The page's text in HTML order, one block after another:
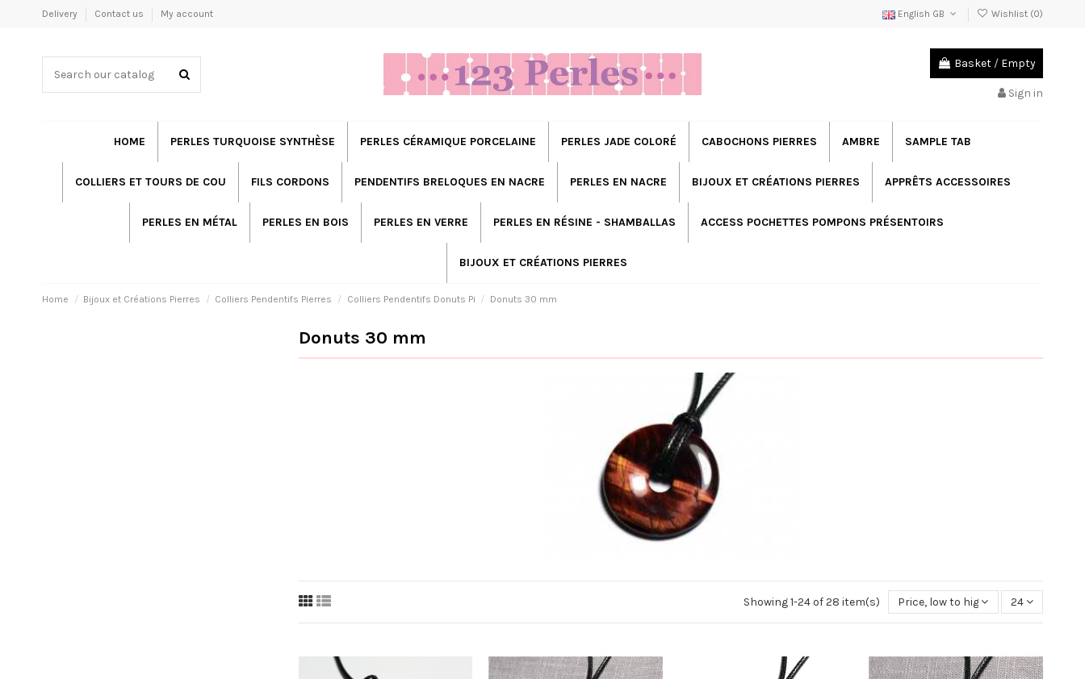
Delivery Contact us My account English GB Wishlist (0)
Basket / Empty
Sign in
HOME PERLES TURQUOISE SYNTHÈSE PERLES CÉRAMIQUE PORCELAINE PERLES JADE COLORÉ CABOCHONS PIERRES AMBRE SAMPLE TAB
COLLIERS ET TOURS DE COU FILS CORDONS PENDENTIFS BRELOQUES EN NACRE PERLES EN NACRE BIJOUX ET CRÉATIONS PIERRES APPRÊTS ACCESSOIRES
PERLES EN MÉTAL PERLES EN BOIS PERLES EN VERRE PERLES EN RÉSINE - SHAMBALLAS ACCESS POCHETTES POMPONS PRÉSENTOIRS
BIJOUX ET CRÉATIONS PIERRES
Home Bijoux et Créations Pierres Colliers Pendentifs Pierres Colliers Pendentifs Donuts Pi Donuts 30 mm
Donuts 30 mm
Showing 1-24 of 28 item(s) Price, low to high 24